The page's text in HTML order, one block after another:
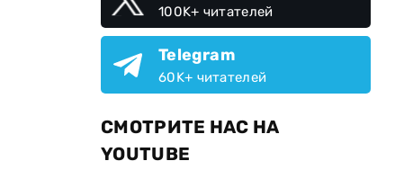
100K+ читателей
Telegram
60K+ читателей
СМОТРИТЕ НАС НА
YOUTUBE